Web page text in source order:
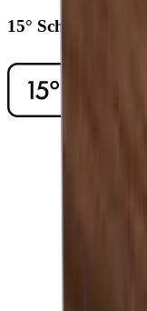
15° Schleifwinkel